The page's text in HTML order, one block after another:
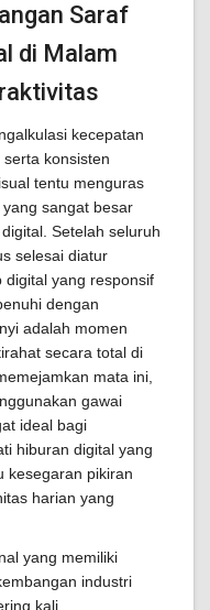
Saraf
di Malam
kecepatan
konsisten
tentu menguras
sangat besar
Setelah seluruh
selesai diatur
digital yang responsif
dengan
adalah momen
secara total di
mata ini,
gawai
ideal bagi
hiburan digital yang
kesegaran pikiran
harian yang
yang memiliki
industri
kali